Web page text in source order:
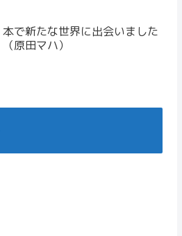
本で新たな世界に出会いました
（原田マハ）